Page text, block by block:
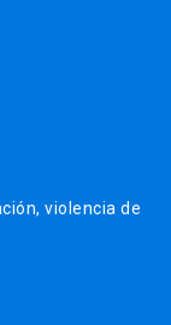
violencia de